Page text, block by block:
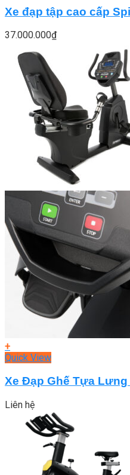
Xe đạp tập cao cấp
37.000.000₫
+
Quick View
Xe Đạp Ghế Tựa Lưng
Liên hệ